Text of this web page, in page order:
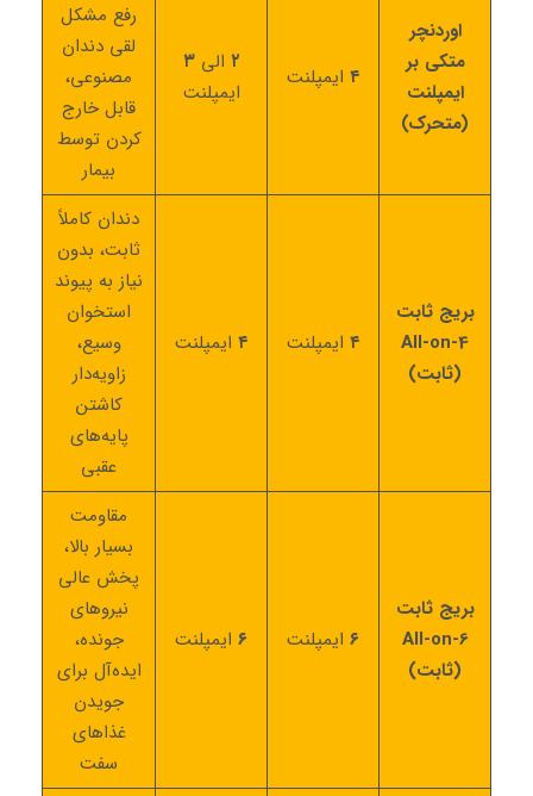
اوردنچر
متکی بر
ایمپلنت
(متحرک)
۴ ایمپلنت
۲ الی۳
ایمپلنت
رفع مشکل
لقی دندان
مصنوعی،
قابل خارج
کردن توسط
بیمار
بریج ثابت
All-on-4
(ثابت)
۴ ایمپلنت ۴ ایمپلنت
دندان کاملاً
ثابت، بدون
نیاز به پیوند
استخوان
وسیع،
زاویه‌دار
کاشتن
پایه‌های
عقبی
بریج ثابت
All-on-6
(ثابت)
۶ ایمپلنت ۶ ایمپلنت
مقاومت
بسیار بالا،
پخش عالی
نیروهای
جونده،
ایده‌آل برای
جویدن
غذاهای
سفت